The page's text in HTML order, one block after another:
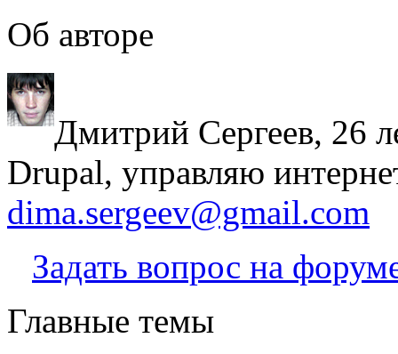
Об авторе
Дмитрий Сергеев, 26
Drupal, управляю
dima.sergeev@gmail.com
Задать вопрос на
Главные темы